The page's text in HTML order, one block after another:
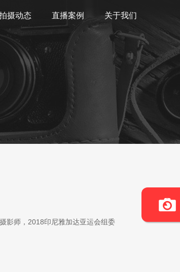
摄动态 直播案例 关于我们
影师，2018印尼雅加达亚运会组委